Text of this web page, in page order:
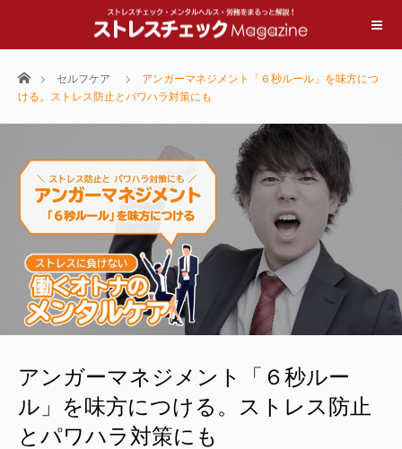
ホームセルフケア
アンガーマネジメント「６秒ルール」を味方につ
ける。ストレス防止とパワハラ対策にも
アンガーマネジメント「６秒ルー
ル」を味方につける。ストレス防止
とパワハラ対策にも